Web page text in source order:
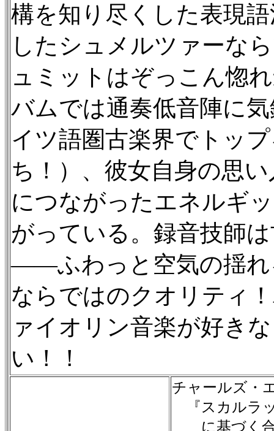
構を知り尽くした表現
したシュメルツァーな
ュミットはぞっこん惚
バムでは通奏低音陣に
イツ語圏古楽界でトッ
ち！）、彼女自身の思
につながったエネルギ
がっている。録音技師
——ふわっと空気の揺れ
ならではのクオリティ
ァイオリン音楽が好き
い！！
チャールズ・
『スカルラ
に基づく合